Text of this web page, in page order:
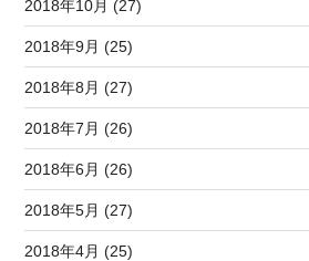
2018年10月 (27)
2018年9月 (25)
2018年8月 (27)
2018年7月 (26)
2018年6月 (26)
2018年5月 (27)
2018年4月 (25)